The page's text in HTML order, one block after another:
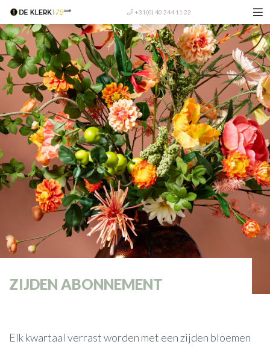
+31(0) 40 244 11 22
ZIJDEN ABONNEMENT
Elk kwartaal verrast worden met een zijden bloemen